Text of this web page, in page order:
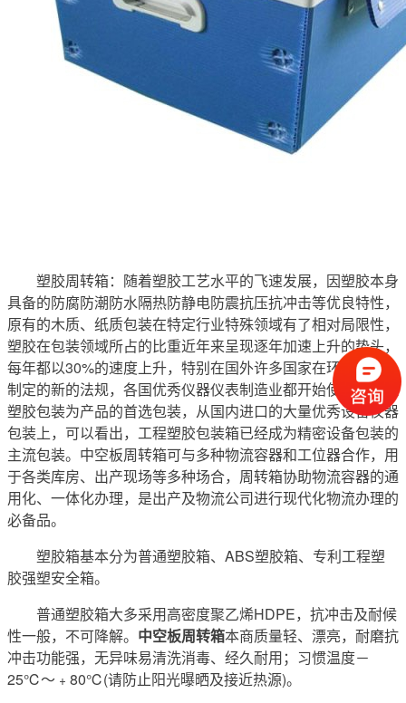
塑胶周转箱：随着塑胶工艺水平的飞速发展，因塑胶本身
具备的防腐防潮防水隔热防静电防震抗压抗冲击等优良特性，
原有的木质、纸质包装在特定行业特殊领域有了相对局限性，
塑胶在包装领域所占的比重近年来呈现逐年加速上升的势头，
每年都以30%的速度上升，特别在国外许多国家在环保包装上
制定的新的法规，各国优秀仪器仪表制造业都开始使用以工程
塑胶包装为产品的首选包装，从国内进口的大量优秀设备仪器
包装上，可以看出，工程塑胶包装箱已经成为精密设备包装的
主流包装。中空板周转箱可与多种物流容器和工位器合作，用
于各类库房、出产现场等多种场合，周转箱协助物流容器的通
用化、一体化办理，是出产及物流公司进行现代化物流办理的
必备品。
塑胶箱基本分为普通塑胶箱、ABS塑胶箱、专利工程塑
胶强塑安全箱。
普通塑胶箱大多采用高密度聚乙烯HDPE，抗冲击及耐候
性一般，不可降解。 中空板周转箱本商质量轻、漂亮，耐磨抗
冲击功能强，无异味易清洗消毒、经久耐用；习惯温度－
25℃～﹢80℃(请防止阳光曝晒及接近热源)。